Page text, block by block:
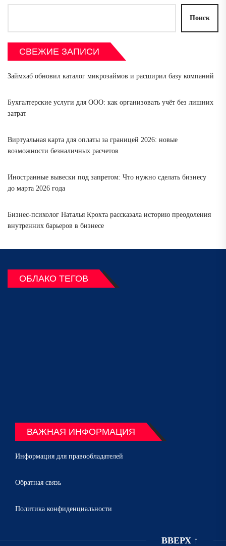
Поиск
СВЕЖИЕ ЗАПИСИ
Займхаб обновил каталог микрозаймов и расширил базу компаний
Бухгалтерские услуги для ООО: как организовать учёт без лишних
затрат
Виртуальная карта для оплаты за границей 2026: новые
возможности безналичных расчетов
Иностранные вывески под запретом: Что нужно сделать бизнесу
до марта 2026 года
Бизнес-психолог Наталья Крохта рассказала историю преодоления
внутренних барьеров в бизнесе
ОБЛАКО ТЕГОВ
ВАЖНАЯ ИНФОРМАЦИЯ
Информация для правообладателей
Обратная связь
Политика конфиденциальности
ВВЕРХ ↑